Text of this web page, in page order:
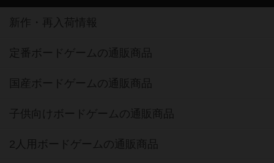
新作・再入荷情報
定番ボードゲームの通販商品
国産ボードゲームの通販商品
子供向けボードゲームの通販商品
2人用ボードゲームの通販商品